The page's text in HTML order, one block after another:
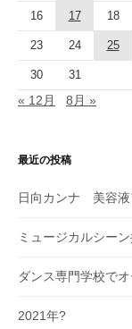
16 17 18
23 24 25
30 31
« 12月 8月 »
最近の投稿
日向カンナ 美容液
ミュージカルシー
ダンス専門学校で
2021年?